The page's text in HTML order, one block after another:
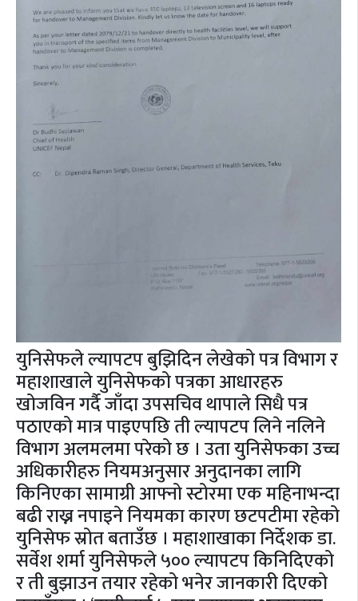
युनिसेफले ल्यापटप बुझिदिन लेखेको पत्र विभाग र
महाशाखाले युनिसेफको पत्रका आधारहरु
खोजविन गर्दै जाँदा उपसचिव थापाले सिधै पत्र
पठाएको मात्र पाइएपछि ती ल्यापटप लिने नलिने
विभाग अलमलमा परेको छ । उता युनिसेफका उच्च
अधिकारीहरु नियमअनुसार अनुदानका लागि
किनिएका सामाग्री आफ्नो स्टोरमा एक महिनाभन्दा
बढी राख्न नपाइने नियमका कारण छटपटीमा रहेको
युनिसेफ स्रोत बताउँछ । महाशाखाका निर्देशक डा.
सर्वेश शर्मा युनिसेफले ५०० ल्यापटप किनिदिएको
र ती बुझाउन तयार रहेको भनेर जानकारी दिएको